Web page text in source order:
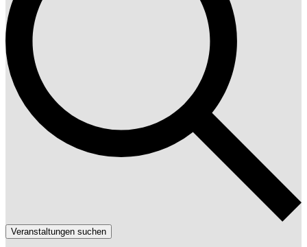
Veranstaltungen suchen